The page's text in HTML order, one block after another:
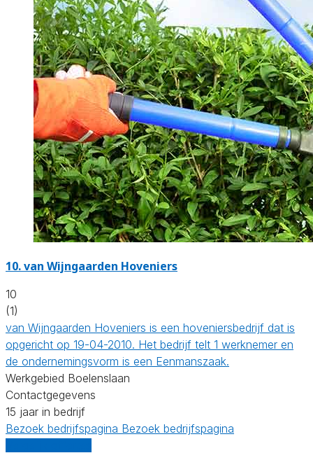
10.van Wijngaarden Hoveniers
10
(1)
van Wijngaarden Hoveniers is een hoveniersbedrijf dat is
opgericht op 19-04-2010. Het bedrijf telt 1 werknemer en
de ondernemingsvorm is een Eenmanszaak.
Werkgebied Boelenslaan
Contactgegevens
15 jaar in bedrijf
Bezoek bedrijfspagina Bezoek bedrijfspagina